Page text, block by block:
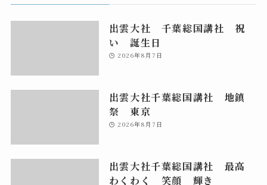
出雲大社 千葉総国講社 祝
い 誕生日
2026年8月7日
出雲大社千葉総国講社 地鎮
祭 東京
2026年8月7日
出雲大社千葉総国講社 最高
わくわく 笑顔 輝き